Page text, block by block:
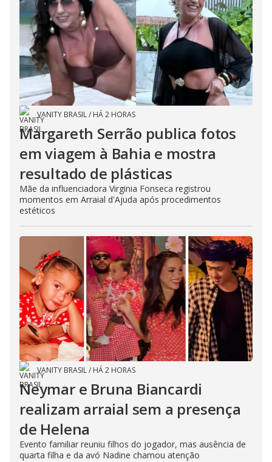
VANITY BRASIL/ HÁ 2 HORAS
Margareth Serrão publica fotos
em viagem à Bahia e mostra
resultado de plásticas
Mãe da influenciadora Virginia Fonseca registrou
momentos em Arraial d'Ajuda após procedimentos
estéticos
VANITY BRASIL/ HÁ 2 HORAS
Neymar e Bruna Biancardi
realizam arraial sem a presença
de Helena
Evento familiar reuniu filhos do jogador, mas ausência de
quarta filha e da avó Nadine chamou atenção